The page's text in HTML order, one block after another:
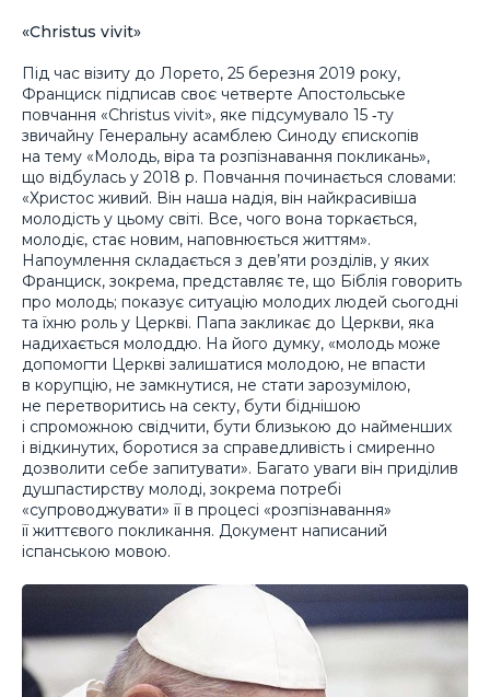
«Christus vivit»
Під час візиту до Лорето, 25 березня 2019 року,
Франциск підписав своє четверте Апостольське
повчання «Christus vivit», яке підсумувало 15 ‑ту
звичайну Генеральну асамблею Синоду єпископів
на тему «Молодь, віра та розпізнавання покликань»,
що відбулась у 2018 р. Повчання починається словами:
«Христос живий. Він наша надія, він найкрасивіша
молодість у цьому світі. Все, чого вона торкається,
молодіє, стає новим, наповнюється життям».
Напоумлення складається з дев’яти розділів, у яких
Франциск, зокрема, представляє те, що Біблія говорить
про молодь; показує ситуацію молодих людей сьогодні
та їхню роль у Церкві. Папа закликає до Церкви, яка
надихається молоддю. На його думку, «молодь може
допомогти Церкві залишатися молодою, не впасти
в корупцію, не замкнутися, не стати зарозумілою,
не перетворитись на секту, бути біднішою
і спроможною свідчити, бути близькою до найменших
і відкинутих, боротися за справедливість і смиренно
дозволити себе запитувати». Багато уваги він приділив
душпастирству молоді, зокрема потребі
«супроводжувати» її в процесі «розпізнавання»
її життєвого покликання. Документ написаний
іспанською мовою.